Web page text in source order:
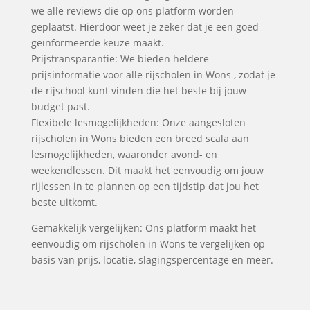
we alle reviews die op ons platform worden
geplaatst. Hierdoor weet je zeker dat je een goed
geïnformeerde keuze maakt.
Prijstransparantie: We bieden heldere
prijsinformatie voor alle rijscholen in Wons , zodat je
de rijschool kunt vinden die het beste bij jouw
budget past.
Flexibele lesmogelijkheden: Onze aangesloten
rijscholen in Wons bieden een breed scala aan
lesmogelijkheden, waaronder avond- en
weekendlessen. Dit maakt het eenvoudig om jouw
rijlessen in te plannen op een tijdstip dat jou het
beste uitkomt.
Gemakkelijk vergelijken: Ons platform maakt het
eenvoudig om rijscholen in Wons te vergelijken op
basis van prijs, locatie, slagingspercentage en meer.